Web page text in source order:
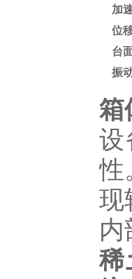
加
位
台
振
箱
设
性
现
稀